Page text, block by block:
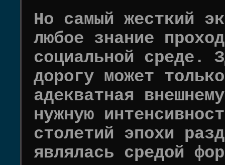
Но самый жесткий
любое знание
социальной среде.
дорогу может
адекватная
нужную
столетий эпохи
являлась средой